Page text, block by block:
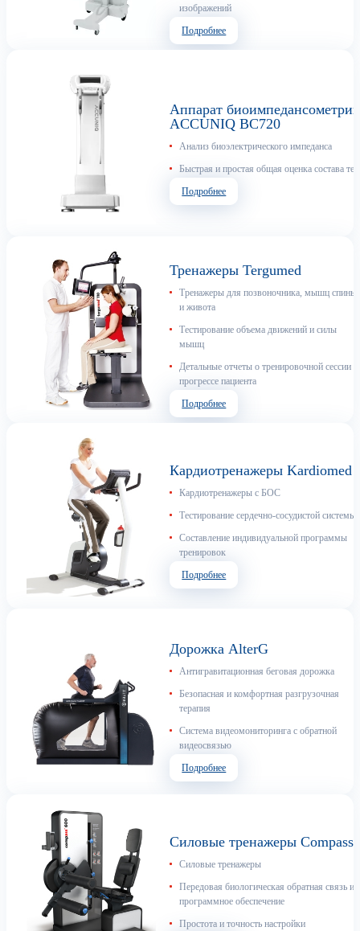
изображений
Подробнее
Аппарат
ACCUNIQ BC720
Анализ биоэлектрического импеданса
Быстрая и простая общая оценка состава
Подробнее
Тренажеры Tergumed
Тренажеры для позвоночника, мышц спины
и живота
Тестирование объема движений и силы
мышц
Детальные отчеты о тренировочной сессии и
прогрессе пациента
Подробнее
Кардиотренажеры Kardiomed
Кардиотренажеры с БОС
Тестирование сердечно-сосудистой системы
Составление индивидуальной программы
тренировок
Подробнее
Дорожка AlterG
Антигравитационная беговая дорожка
Безопасная и комфортная разгрузочная
терапия
Cистема видеомониторинга с обратной
видеосвязью
Подробнее
Силовые тренажеры Compass
Силовые тренажеры
Передовая биологическая обратная связь и
программное обеспечение
Простота и точность настройки